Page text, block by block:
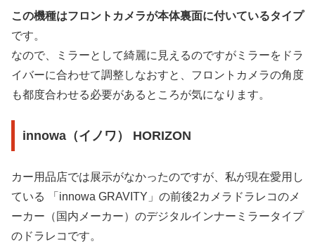
この機種はフロントカメラが本体裏面に付いているタイプ
です。
なので、ミラーとして綺麗に見えるのですがミラーをドラ
イバーに合わせて調整しなおすと、フロントカメラの角度
も都度合わせる必要があるところが気になります。
innowa（イノワ） HORIZON
カー用品店では展示がなかったのですが、私が現在愛用し
ている 「innowa GRAVITY」の前後2カメラドラレコのメ
ーカー（国内メーカー）のデジタルインナーミラータイプ
のドラレコです。